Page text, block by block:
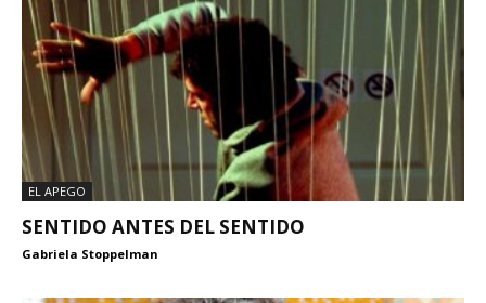
EL APEGO
SENTIDO ANTES DEL SENTIDO
Gabriela Stoppelman